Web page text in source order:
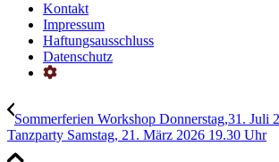
Kontakt
Impressum
Haftungsausschluss
Datenschutz
Sommerferien Workshop Donnerstag,31. Juli
Tanzparty Samstag, 21. März 2026 19.30 Uhr